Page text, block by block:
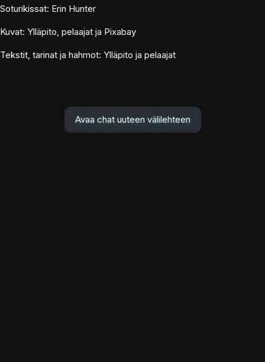
Soturikissat: Erin Hunter
Kuvat: Ylläpito, pelaajat ja Pixabay
Tekstit, tarinat ja hahmot: Ylläpito ja pelaajat
Avaa chat uuteen välilehteen